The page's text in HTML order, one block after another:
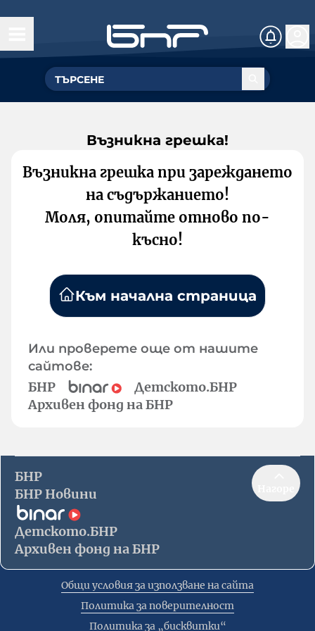
Възникна грешка!
Възникна грешка при зареждането
на съдържанието!
Моля, опитайте отново по-
късно!
Към начална страница
Или проверете още от нашите
сайтове:
БНР
Детското.БНР
Архивен фонд на БНР
БНР
БНР Новини
Детското.БНР
Архивен фонд на БНР
Общи условия за използване на сайта
Политика за поверителност
Политика за „бисквитки“